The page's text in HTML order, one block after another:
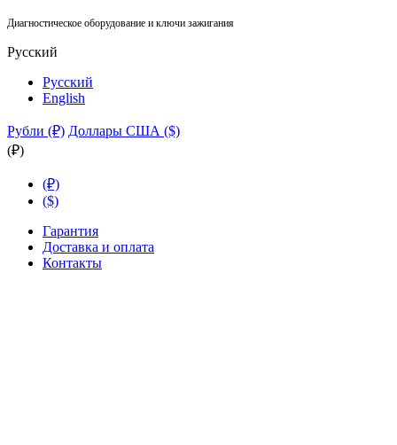
Диагностическое оборудование и ключи зажигания
Русский
Русский
English
Рубли (₽) Доллары США ($)
(₽)
(₽)
($)
Гарантия
Доставка и оплата
Контакты